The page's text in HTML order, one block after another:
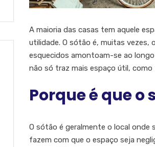
A maioria das casas tem aquele
utilidade. O sótão é, muitas vezes,
esquecidos amontoam-se ao
não só traz mais espaço útil,
Porque é que
O sótão é geralmente o local onde
fazem com que o espaço seja